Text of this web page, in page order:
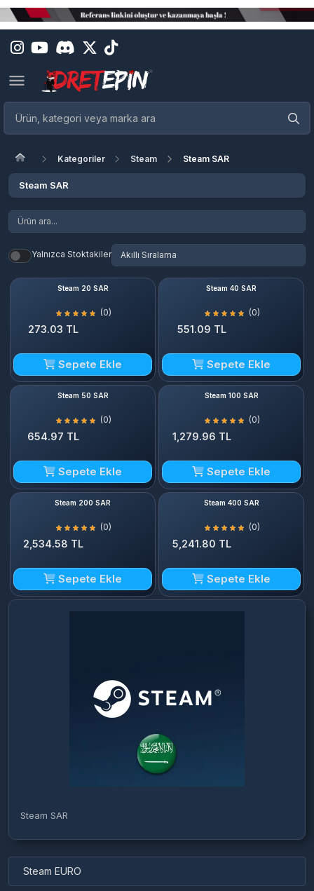
Kategoriler Steam Steam SAR
Steam SAR
Yalnızca Stoktakiler
Steam 20 SAR
(0)
273.03 TL
Sepete Ekle
Steam 40 SAR
(0)
551.09 TL
Sepete Ekle
Steam 50 SAR
(0)
654.97 TL
Sepete Ekle
Steam 100 SAR
(0)
1,279.96 TL
Sepete Ekle
Steam 200 SAR
(0)
2,534.58 TL
Sepete Ekle
Steam 400 SAR
(0)
5,241.80 TL
Sepete Ekle
Steam SAR
Steam EURO